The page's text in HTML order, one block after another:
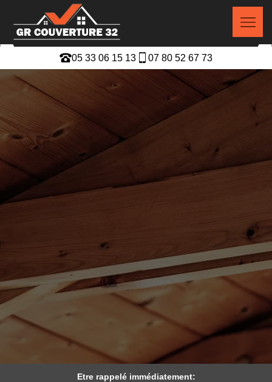
05 33 06 15 13 07 80 52 67 73
Etre rappelé immédiatement: